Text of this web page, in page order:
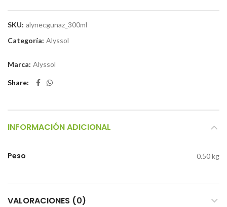
SKU: alynecgunaz_300ml
Categoría: Alyssol
Marca: Alyssol
Share
INFORMACIÓN ADICIONAL
Peso 0.50 kg
VALORACIONES (0)